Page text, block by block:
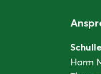
Harm